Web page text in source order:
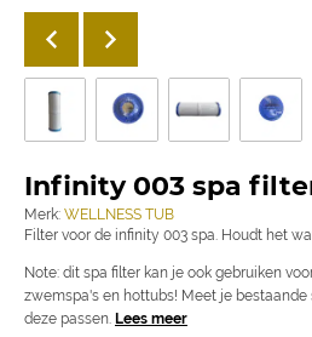
Infinity 003 spa
Merk: WELLNESS TUB
Filter voor de infinity 003 spa. Houdt het
Note: dit spa filter kan je ook gebruiken
zwemspa's en hottubs! Meet je bestaande
deze passen. Lees meer